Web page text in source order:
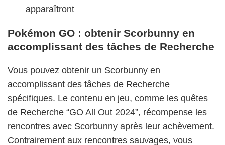
apparaîtront
Pokémon GO : obtenir Scorbunny en
accomplissant des tâches de Recherche
Vous pouvez obtenir un Scorbunny en
accomplissant des tâches de Recherche
spécifiques. Le contenu en jeu, comme les quêtes
de Recherche “GO All Out 2024”, récompense les
rencontres avec Scorbunny après leur achèvement.
Contrairement aux rencontres sauvages, vous